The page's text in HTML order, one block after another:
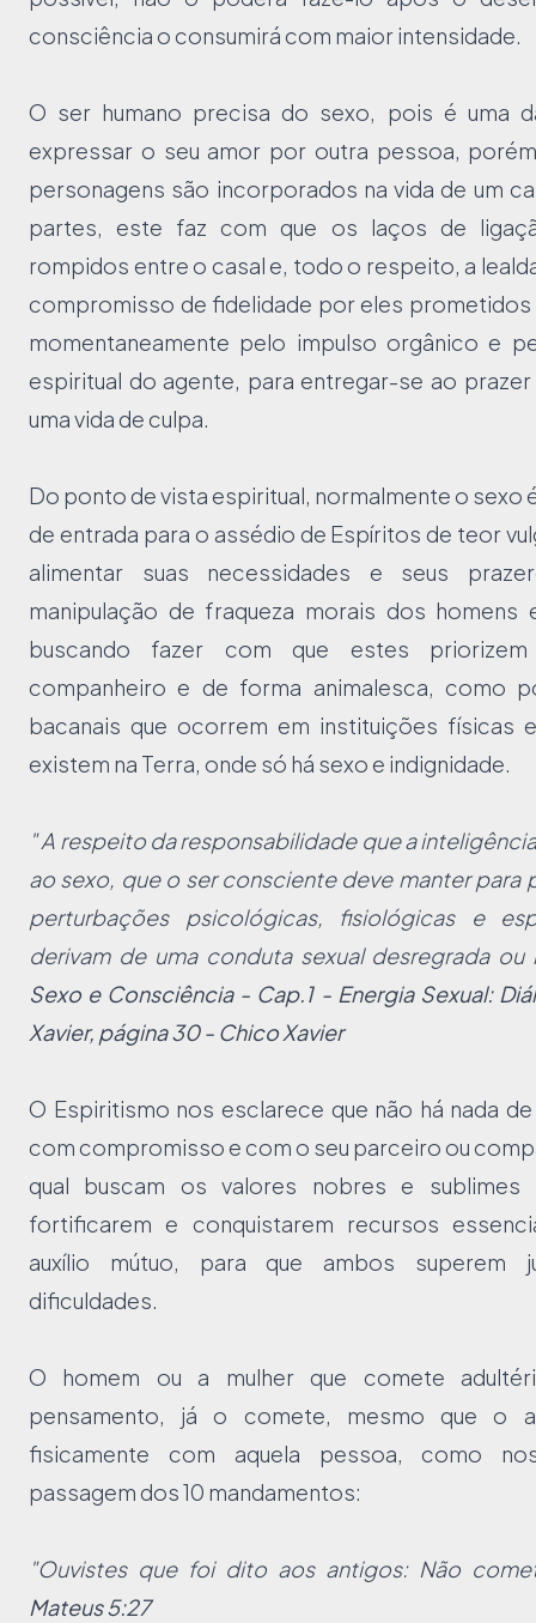
consciência o consumirá com maior intensidade.
O ser humano precisa do sexo, pois é uma
expressar o seu amor por outra pessoa,
personagens são incorporados na vida de um
partes, este faz com que os laços de
rompidos entre o casal e, todo o respeito, a
compromisso de fidelidade por eles
momentaneamente pelo impulso orgânico e
espiritual do agente, para entregar-se ao prazer
uma vida de culpa.
Do ponto de vista espiritual, normalmente o sexo
de entrada para o assédio de Espíritos de teor
alimentar suas necessidades e seus
manipulação de fraqueza morais dos homens
buscando fazer com que estes
companheiro e de forma animalesca, como
bacanais que ocorrem em instituições físicas
existem na Terra, onde só há sexo e indignidade.
" A respeito da responsabilidade que a
ao sexo, que o ser consciente deve manter para
perturbações psicológicas, fisiológicas e
derivam de uma conduta sexual desregrada ou
Sexo e Consciência - Cap.1 - Energia Sexual:
Xavier, página 30 - Chico Xavier
O Espiritismo nos esclarece que não há nada
com compromisso e com o seu parceiro ou
qual buscam os valores nobres e sublimes
fortificarem e conquistarem recursos
auxílio mútuo, para que ambos superem
dificuldades.
O homem ou a mulher que comete
pensamento, já o comete, mesmo que o
fisicamente com aquela pessoa, como
passagem dos 10 mandamentos:
"Ouvistes que foi dito aos antigos: Não
Mateus 5:27